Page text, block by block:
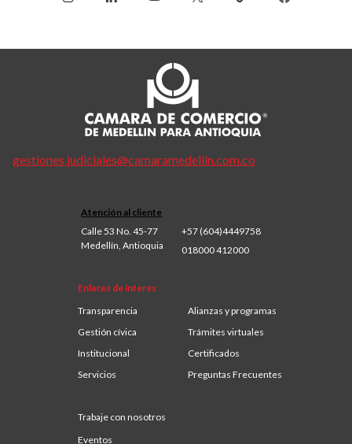
gestiones.judiciales@camaramedellin.com.co
Atención al cliente
Calle 53 No. 45-77
Medellín, Antioquia
+57 (604)4449758
018000 412000
Enlaces de interés
Transparencia
Alianzas y programas
Gestión cívica
Trámites virtuales
Institucional
Certificados
Servicios
Preguntas Frecuentes
Trabaje con nosotros
Eventos